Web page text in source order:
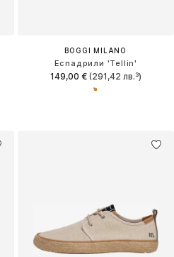
BOGGI MILANO
Еспадрили 'Tellin'
149,00 €(291,42 лв.³)